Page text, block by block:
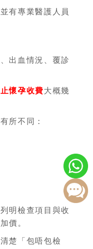
有專業醫護人員
出血情況、覆診
懷孕收費大概幾
所不同：
明檢查項目與收
價。
楚「包唔包檢